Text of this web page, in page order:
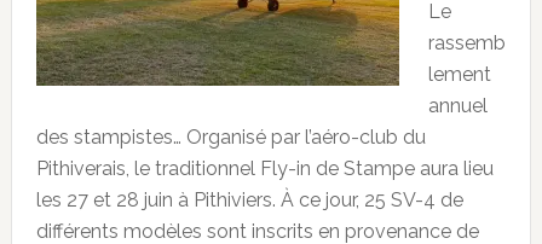
Le
rassemb
lement
annuel
des stampistes… Organisé par l’aéro-club du
Pithiverais, le traditionnel Fly-in de Stampe aura lieu
les 27 et 28 juin à Pithiviers. À ce jour, 25 SV-4 de
différents modèles sont inscrits en provenance de